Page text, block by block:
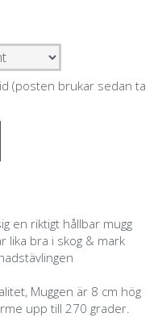
(posten brukar sedan ta
en riktigt hållbar mugg
lika bra i skog & mark
Muggen är 8 cm hög
upp till 270 grader.